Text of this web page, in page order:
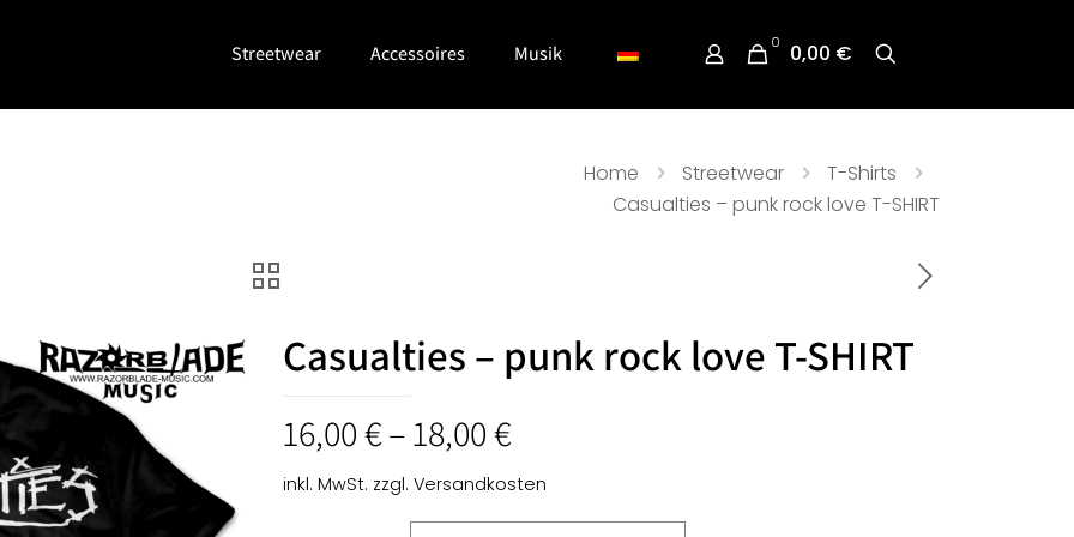
Streetwear Accessoires Musik 0 0,00 €
Home Streetwear
T-Shirts
Casualties – punk rock love T-SHIRT
Casualties – punk rock love T-SHIRT
16,00€–18,00€
inkl. MwSt. zzgl. Versandkosten